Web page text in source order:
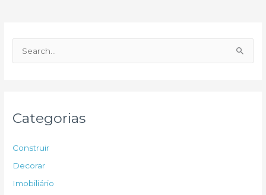
e
p
Categorias
Construir
Decorar
Imobiliário